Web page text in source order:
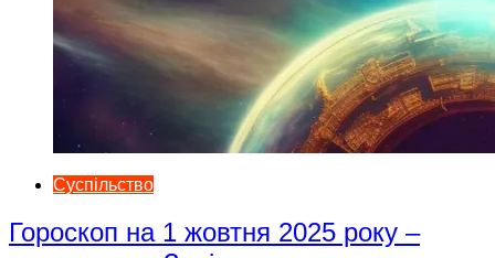
Суспільство
Гороскоп на 1 жовтня 2025 року –